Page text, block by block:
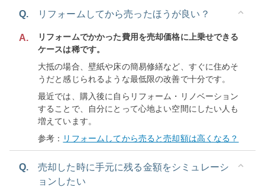
Q. リフォームしてから売ったほうが良い？
A.
リフォームでかかった費用を売却価格に上乗せできる
ケースは稀です。
大抵の場合、壁紙や床の簡易修繕など、すぐに住めそ
うだと感じられるような最低限の改善で十分です。
最近では、購入後に自らリフォーム・リノベーション
することで、自分にとって心地よい空間にしたい人も
増えています。
参考： リフォームしてから売ると売却額は高くなる？
Q.
売却した時に手元に残る金額をシミュレーシ
ョンしたい